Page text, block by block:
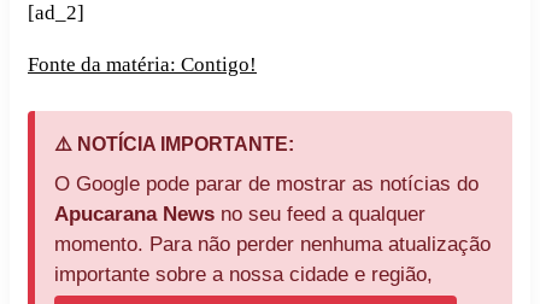
[ad_2]
Fonte da matéria: Contigo!
⚠️ NOTÍCIA IMPORTANTE:
O Google pode parar de mostrar as notícias do
Apucarana News no seu feed a qualquer
momento. Para não perder nenhuma atualização
importante sobre a nossa cidade e região,